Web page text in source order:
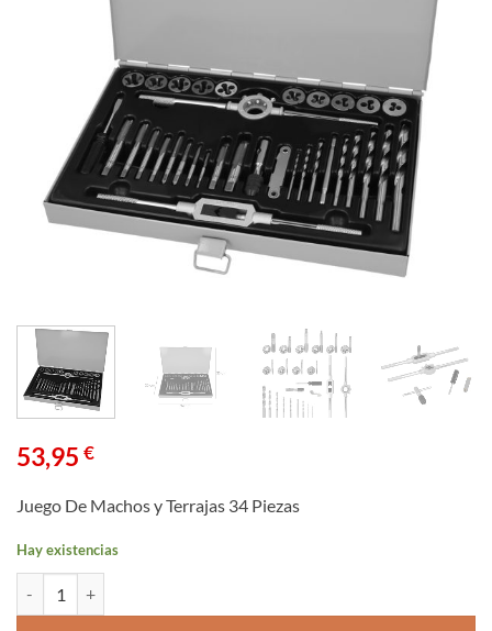
53,95 €
Juego De Machos y Terrajas 34 Piezas
Hay existencias